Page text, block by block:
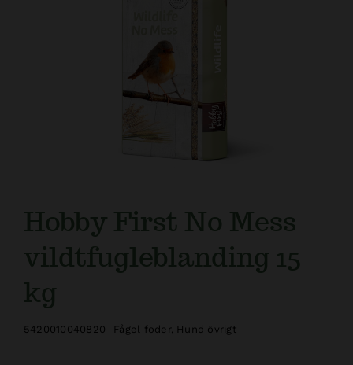
Hobby First No Mess
vildtfugleblanding 15
kg
5420010040820 Fågel foder, Hund övrigt